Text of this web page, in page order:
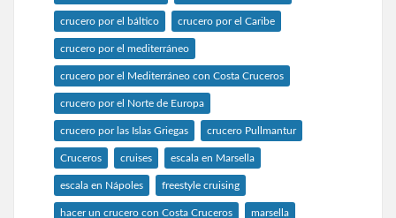
crucero por el báltico crucero por el Caribe
crucero por el mediterráneo
crucero por el Mediterráneo con Costa Cruceros
crucero por el Norte de Europa
crucero por las Islas Griegas crucero Pullmantur
Cruceros cruises escala en Marsella
escala en Nápoles freestyle cruising
hacer un crucero con Costa Cruceros marsella